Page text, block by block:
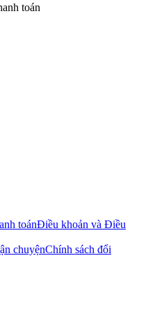
toán
toánĐiều khoản và Điều
chuyệnChính sách đổi